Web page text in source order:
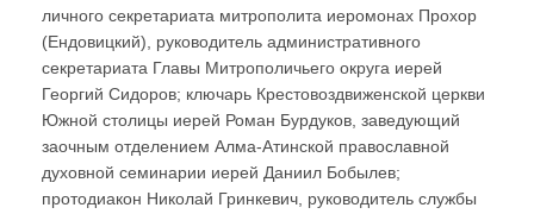
личного секретариата митрополита иеромонах Прохор
(Ендовицкий), руководитель административного
секретариата Главы Митрополичьего округа иерей
Георгий Сидоров; ключарь Крестовоздвиженской церкви
Южной столицы иерей Роман Бурдуков, заведующий
заочным отделением Алма-Атинской православной
духовной семинарии иерей Даниил Бобылев;
протодиакон Николай Гринкевич, руководитель службы